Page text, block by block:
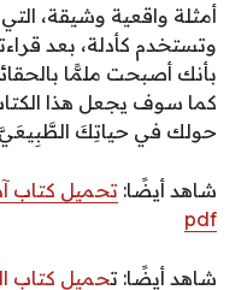
أمثلة واقعية وشيقة،
وتستخدم كأدلة، بعد
بأنك أصبحت ملمًّا
كما سوف يجعل هذا
حولك في حياتِكَ
شاهد أيضًا: تحميل كتاب
pdf
شاهد أيضًا: تحميل كتاب